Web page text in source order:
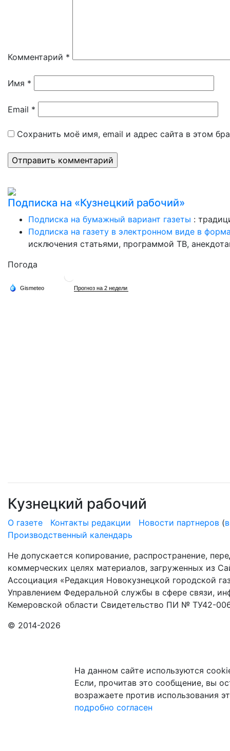
Комментарий *
Имя *
Email *
Сохранить моё имя, email и адрес сайта в этом
Подписка на «Кузнецкий рабочий»
Подписка на бумажный вариант газеты :
Подписка на газету в электронном виде в
исключения статьями, программой ТВ,
Погода
Кузнецкий рабочий
О газете Контакты редакции Новости партнеров (
Производственный календарь
Не допускается копирование, распространение,
коммерческих целях материалов, загруженных из
Ассоциация «Редакция Новокузнецкой городской
Управлением Федеральной службы в сфере связи,
Кемеровской области Свидетельство ПИ № ТУ42-
© 2014-2026
На данном сайте используются
Если, прочитав это сообщение, вы
возражаете против использования
подробно согласен